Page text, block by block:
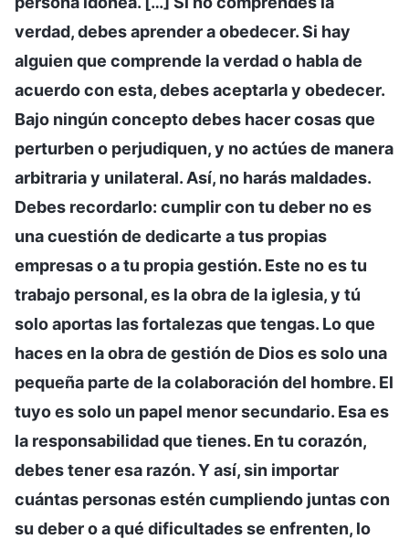
verdad, debes aprender a obedecer. Si hay
alguien que comprende la verdad o habla de
acuerdo con esta, debes aceptarla y obedecer.
Bajo ningún concepto debes hacer cosas que
perturben o perjudiquen, y no actúes de manera
arbitraria y unilateral. Así, no harás maldades.
Debes recordarlo: cumplir con tu deber no es
una cuestión de dedicarte a tus propias
empresas o a tu propia gestión. Este no es tu
trabajo personal, es la obra de la iglesia, y tú
solo aportas las fortalezas que tengas. Lo que
haces en la obra de gestión de Dios es solo una
pequeña parte de la colaboración del hombre. El
tuyo es solo un papel menor secundario. Esa es
la responsabilidad que tienes. En tu corazón,
debes tener esa razón. Y así, sin importar
cuántas personas estén cumpliendo juntas con
su deber o a qué dificultades se enfrenten, lo